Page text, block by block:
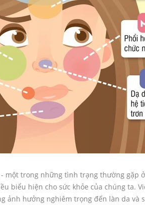
- một trong những tình trạng thường gặp
biểu hiện cho sức khỏe của chúng ta.
ảnh hưởng nghiêm trọng đến làn da và